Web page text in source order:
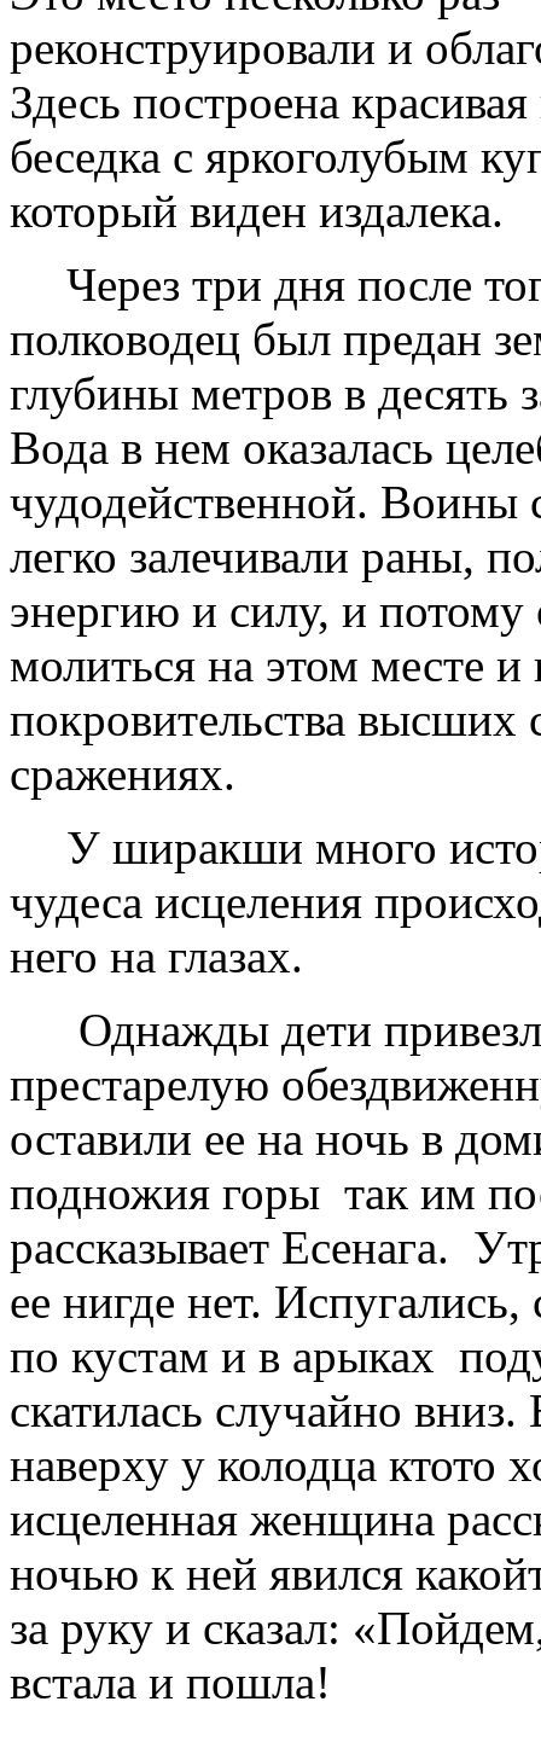
реконструировали и
Здесь построена
беседка с ярко­­голубым
который виден издалека.
Через три дня после
полководец был предан
глубины метров в десять
Вода в нем оказалась
чудодейственной.
легко залечивали раны,
энергию и силу, и потому
молиться на этом месте и
покровительства высших
сражениях.
У ширакши много
чудеса исцеления
него на глазах.
Однажды дети
престарелую
оставили ее на ночь в
подножия горы ­ так им
рассказывает Есен­ага.
ее нигде нет. Испугались,
по кустам и в арыках
скатилась случайно
наверху у колодца кто­то
исцеленная женщина
ночью к ней явился
за руку и сказал:
встала и пошла!